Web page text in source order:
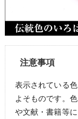
注意事項
表示されている
よそものです。
や文献・書籍等